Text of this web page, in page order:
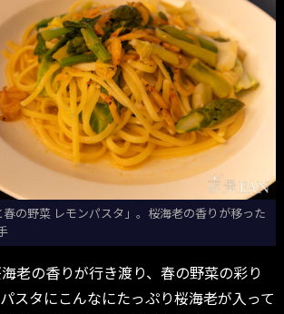
の野菜 レモンパスタ」。桜海老の香りが移った
老の香りが行き渡り、春の野菜の彩り
スタにこんなにたっぷり桜海老が入って